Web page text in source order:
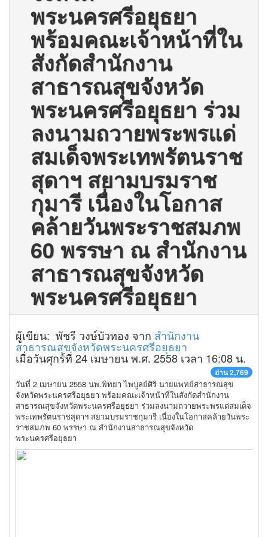
พระนครศรีอยุธยา
พร้อมคณะเจ้าหน้าที่ใน
สังกัดสำนักงาน
สาธารณสุขจังหวัด
พระนครศรีอยุธยา ร่วม
ลงนามถวายพระพรแด่
สมเด็จพระเทพรัตนราช
สุดาฯ สยามบรมราช
กุมารี เนื่องในโอกาส
คล้ายวันพระราชสมภพ
60 พรรษา ณ สำนักงาน
สาธารณสุขจังหวัด
พระนครศรีอยุธยา
ผู้เขียน: พัชรี วงษ์บัวทอง จาก สำนักงาน
สาธารณสุขจังหวัดพระนครศรีอยุธยา
เมื่อวันศุกร์ที่ 24 เมษายน พ.ศ. 2558 เวลา 16:08 น.
อ่าน 2,769
วันที่ 2 เมษายน 2558 นพ.พิทยา ไพบูลย์ศิริ นายแพทย์สาธารณสุข
จังหวัดพระนครศรีอยุธยา พร้อมคณะเจ้าหน้าที่ในสังกัดสำนักงาน
สาธารณสุขจังหวัดพระนครศรีอยุธยา ร่วมลงนามถวายพระพรแด่สมเด็จ
พระเทพรัตนราชสุดาฯ สยามบรมราชกุมารี เนื่องในโอกาสคล้ายวันพระ
ราชสมภพ 60 พรรษา ณ สำนักงานสาธารณสุขจังหวัด
พระนครศรีอยุธยา